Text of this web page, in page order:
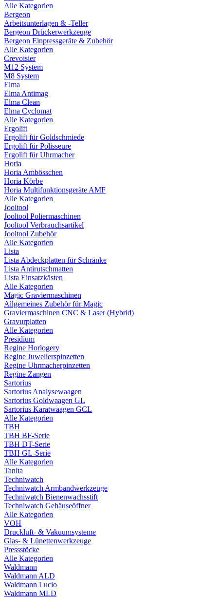
Alle Kategorien
Bergeon
Arbeitsunterlagen & -Teller
Bergeon Drückerwerkzeuge
Bergeon Einpressgeräte & Zubehör
Alle Kategorien
Crevoisier
M12 System
M8 System
Elma
Elma Antimag
Elma Clean
Elma Cyclomat
Alle Kategorien
Ergolift
Ergolift für Goldschmiede
Ergolift für Polisseure
Ergolift für Uhrmacher
Horia
Horia Ambösschen
Horia Körbe
Horia Multifunktionsgeräte AMF
Alle Kategorien
Jooltool
Jooltool Poliermaschinen
Jooltool Verbrauchsartikel
Jooltool Zubehör
Alle Kategorien
Lista
Lista Abdeckplatten für Schränke
Lista Antirutschmatten
Lista Einsatzkästen
Alle Kategorien
Magic Graviermaschinen
Allgemeines Zubehör für Magic
Graviermaschinen CNC & Laser (Hybrid)
Gravurplatten
Alle Kategorien
Presidium
Regine Horlogery
Regine Juwelierspinzetten
Regine Uhrmacherpinzetten
Regine Zangen
Sartorius
Sartorius Analysewaagen
Sartorius Goldwaagen GL
Sartorius Karatwaagen GCL
Alle Kategorien
TBH
TBH BF-Serie
TBH DT-Serie
TBH GL-Serie
Alle Kategorien
Tanita
Techniwatch
Techniwatch Armbandwerkzeuge
Techniwatch Bienenwachsstift
Techniwatch Gehäuseöffner
Alle Kategorien
VOH
Druckluft- & Vakuumsysteme
Glas- & Lünettenwerkzeuge
Pressstöcke
Alle Kategorien
Waldmann
Waldmann ALD
Waldmann Lucio
Waldmann MLD